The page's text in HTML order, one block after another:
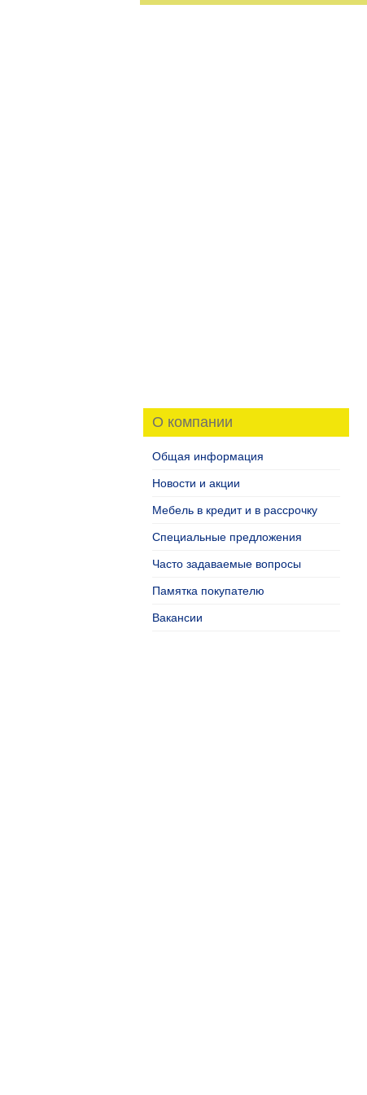
О компании
Общая информация
Новости и акции
Мебель в кредит и в рассрочку
Специальные предложения
Часто задаваемые вопросы
Памятка покупателю
Вакансии